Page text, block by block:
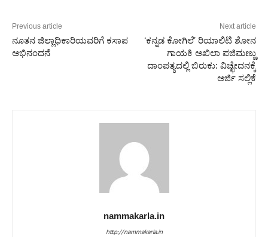
Previous article
ನೂತನ ಜಿಲ್ಲಾಧಿಕಾರಿಯವರಿಗೆ ಕಸಾಪ
ಅಭಿನಂದನೆ
Next article
ʻಕನ್ನಡ ಕೋಗಿಲೆʼ ರಿಯಾಲಿಟಿ ಶೋನ
ಗಾಯಕಿ ಅಖಿಲಾ ಪಜಿಮಣ್ಣು
ದಾಂಪತ್ಯದಲ್ಲಿ ಬಿರುಕು: ವಿಚ್ಛೇದನಕ್ಕೆ
ಅರ್ಜಿ ಸಲ್ಲಿಕೆ
nammakarla.in
http://nammakarla.in